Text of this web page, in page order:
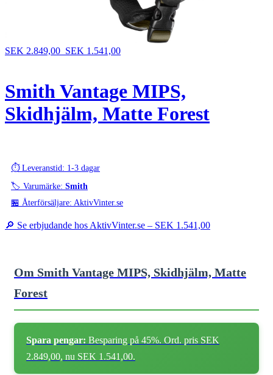
SEK 2.849,00 SEK 1.541,00
Smith Vantage MIPS,
Skidhjälm, Matte Forest
⏱️ Leveranstid: 1-3 dagar
🏷️ Varumärke: Smith
🏪 Återförsäljare: AktivVinter.se
🔎 Se erbjudande hos AktivVinter.se – SEK 1.541,00
Om Smith Vantage MIPS, Skidhjälm, Matte
Forest
Spara pengar: Besparing på 45%. Ord. pris SEK
2.849,00, nu SEK 1.541,00.